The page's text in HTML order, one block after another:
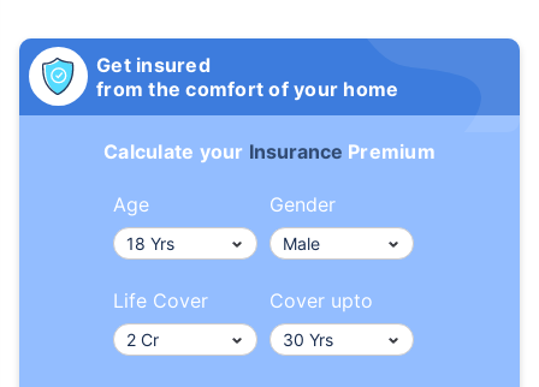
Get insured
from the comfort of your home
Calculate your Insurance Premium
Age Gender
Life Cover Cover upto